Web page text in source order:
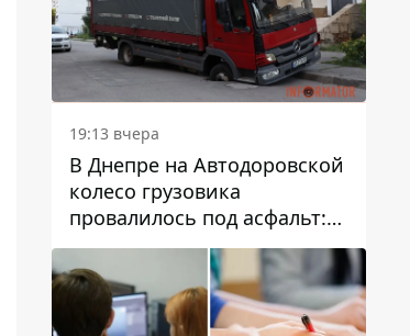
19:13 вчера
В Днепре на Автодоровской
колесо грузовика
провалилось под асфальт:
движение заблокировано